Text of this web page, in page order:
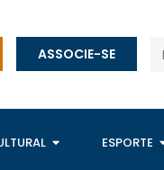
ASSOCIE-SE
ESPORTE